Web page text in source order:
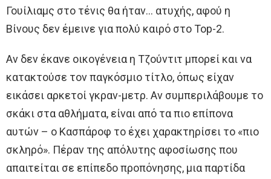
Γουίλιαμς στο τένις θα ήταν… ατυχής, αφού η
Βίνους δεν έμεινε για πολύ καιρό στο Top-2.
Αν δεν έκανε οικογένεια η Τζούντιτ μπορεί και να
κατακτούσε τον παγκόσμιο τίτλο, όπως είχαν
εικάσει αρκετοί γκραν-μετρ. Αν συμπεριλάβουμε το
σκάκι στα αθλήματα, είναι από τα πιο επίπονα
αυτών – ο Κασπάροφ το έχει χαρακτηρίσει το «πιο
σκληρό». Πέραν της απόλυτης αφοσίωσης που
απαιτείται σε επίπεδο προπόνησης, μια παρτίδα